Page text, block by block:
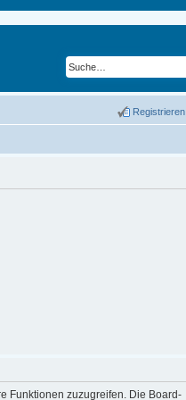
Registrieren
Funktionen zuzugreifen. Die Board-